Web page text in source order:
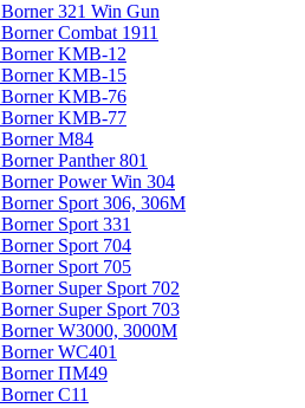
321 Win Gun
Combat 1911
KMB-12
KMB-15
KMB-76
KMB-77
M84
Panther 801
Power Win 304
Sport 306, 306M
Sport 331
Sport 704
Sport 705
Super Sport 702
Super Sport 703
W3000, 3000М
WC401
ПМ49
С11